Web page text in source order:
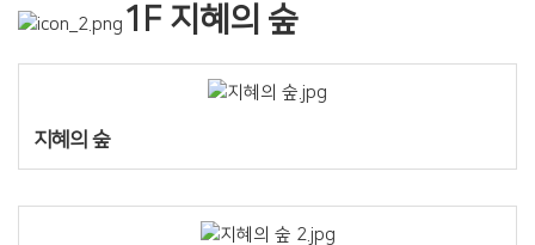
1F 지혜의 숲
지혜의 숲